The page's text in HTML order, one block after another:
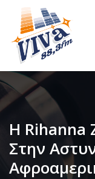
Η Rihanna
Στην